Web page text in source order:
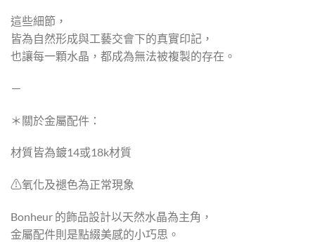
這些細節，
皆為自然形成與工藝交會下的真實印記，
也讓每一顆水晶，都成為無法被複製的存在。
－
＊關於金屬配件：
材質皆為鍍14或18k材質
⚠︎︎氧化及褪色為正常現象
Bonheur 的飾品設計以天然水晶為主角，
金屬配件則是點綴美感的小巧思。